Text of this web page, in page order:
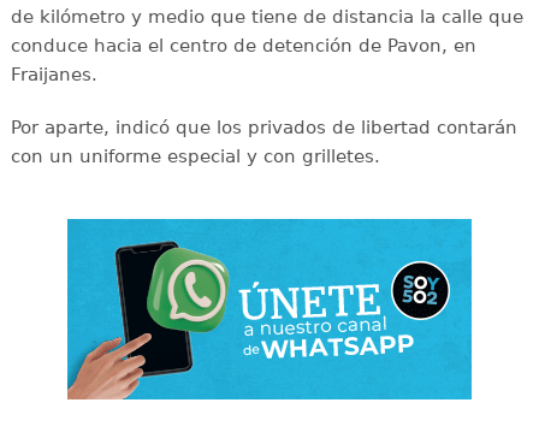
de kilómetro y medio que tiene de distancia la calle que
conduce hacia el centro de detención de Pavon, en
Fraijanes.
Por aparte, indicó que los privados de libertad contarán
con un uniforme especial y con grilletes.